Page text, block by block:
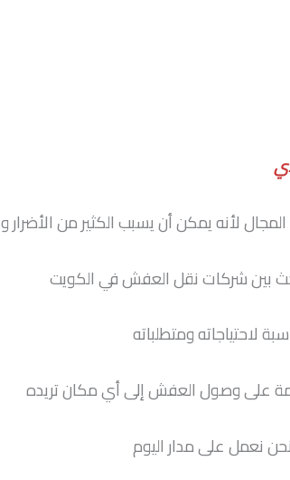
لأنه يمكن أن يسبب الكثير من الأضرار
بين شركات نقل العفش في الكويت
لاحتياجاته ومتطلباته
على وصول العفش إلى أي مكان تريده
نعمل على مدار اليوم